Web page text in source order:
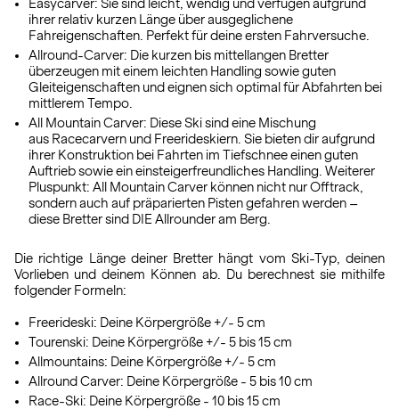
Easycarver: Sie sind leicht, wendig und verfügen aufgrund
ihrer relativ kurzen Länge über ausgeglichene
Fahreigenschaften. Perfekt für deine ersten Fahrversuche.
Allround-Carver: Die kurzen bis mittellangen Bretter
überzeugen mit einem leichten Handling sowie guten
Gleiteigenschaften und eignen sich optimal für Abfahrten bei
mittlerem Tempo.
All Mountain Carver: Diese Ski sind eine Mischung
aus Racecarvern und Freerideskiern. Sie bieten dir aufgrund
ihrer Konstruktion bei Fahrten im Tiefschnee einen guten
Auftrieb sowie ein einsteigerfreundliches Handling. Weiterer
Pluspunkt: All Mountain Carver können nicht nur Offtrack,
sondern auch auf präparierten Pisten gefahren werden –
diese Bretter sind DIE Allrounder am Berg.
Die richtige Länge deiner Bretter hängt vom Ski-Typ, deinen
Vorlieben und deinem Können ab. Du berechnest sie mithilfe
folgender Formeln:
Freerideski: Deine Körpergröße +/- 5 cm
Tourenski: Deine Körpergröße +/- 5 bis 15 cm
Allmountains: Deine Körpergröße +/- 5 cm
Allround Carver: Deine Körpergröße - 5 bis 10 cm
Race-Ski: Deine Körpergröße - 10 bis 15 cm